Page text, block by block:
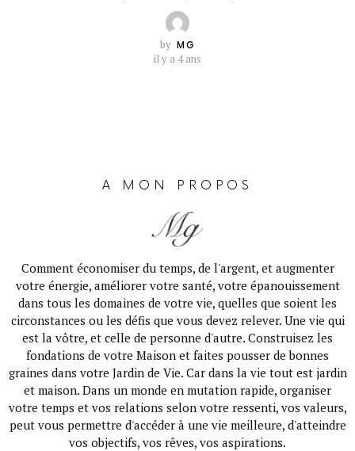
by MG
il y a 4 ans
A MON PROPOS
Comment économiser du temps, de l'argent, et augmenter
votre énergie, améliorer votre santé, votre épanouissement
dans tous les domaines de votre vie, quelles que soient les
circonstances ou les défis que vous devez relever. Une vie qui
est la vôtre, et celle de personne d'autre. Construisez les
fondations de votre Maison et faites pousser de bonnes
graines dans votre Jardin de Vie. Car dans la vie tout est jardin
et maison. Dans un monde en mutation rapide, organiser
votre temps et vos relations selon votre ressenti, vos valeurs,
peut vous permettre d'accéder à une vie meilleure, d'atteindre
vos objectifs, vos rêves, vos aspirations.